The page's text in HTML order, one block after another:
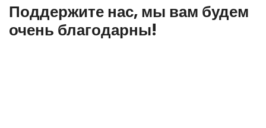
Поддержите нас, мы вам будем
очень благодарны!